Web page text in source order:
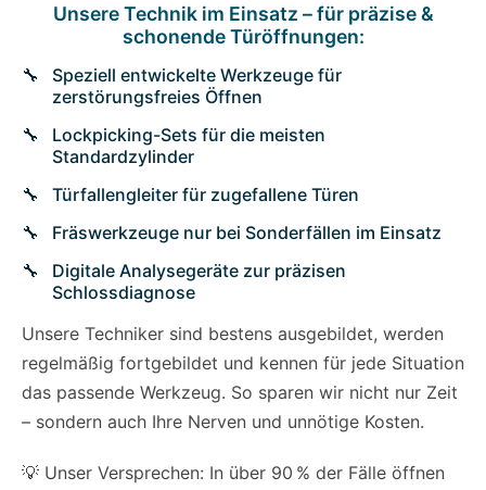
Unsere Technik im Einsatz – für präzise &
schonende Türöffnungen:
Speziell entwickelte Werkzeuge für
zerstörungsfreies Öffnen
Lockpicking-Sets für die meisten
Standardzylinder
Türfallengleiter für zugefallene Türen
Fräswerkzeuge nur bei Sonderfällen im Einsatz
Digitale Analysegeräte zur präzisen
Schlossdiagnose
Unsere Techniker sind bestens ausgebildet, werden
regelmäßig fortgebildet und kennen für jede Situation
das passende Werkzeug. So sparen wir nicht nur Zeit
– sondern auch Ihre Nerven und unnötige Kosten.
💡 Unser Versprechen: In über 90 % der Fälle öffnen